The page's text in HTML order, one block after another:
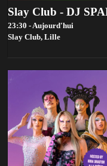
23:30 - Aujourd'hui
Slay Club, Lille